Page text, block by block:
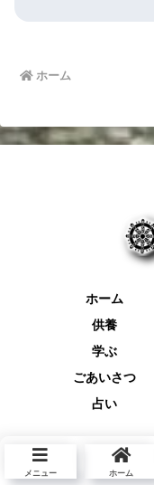
ホーム
ホーム
供養
学ぶ
ごあいさつ
占い
メニュー ホーム